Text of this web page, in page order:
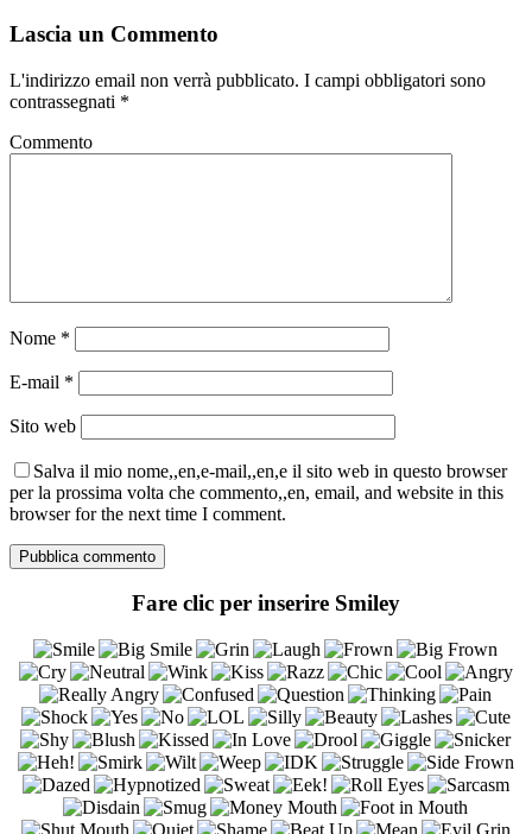
Lascia un Commento
L'indirizzo email non verrà pubblicato. I campi obbligatori sono
contrassegnati *
Commento
Nome *
E-mail *
Sito web
Salva il mio nome,,en,e-mail,,en,e il sito web in questo browser
per la prossima volta che commento,,en, email, and website in this
browser for the next time I comment.
Fare clic per inserire Smiley